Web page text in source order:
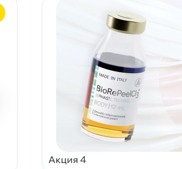
Акция 4